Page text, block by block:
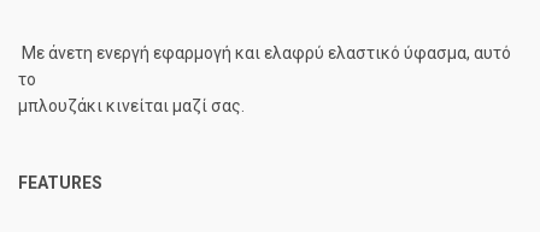
Με άνετη ενεργή εφαρμογή και ελαφρύ ελαστικό ύφασμα, αυτό
το
μπλουζάκι κινείται μαζί σας.
FEATURES